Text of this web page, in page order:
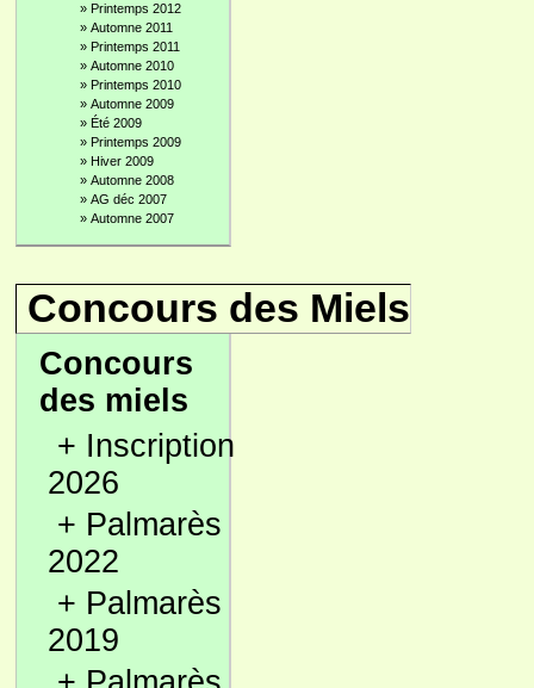
» Printemps 2012
» Automne 2011
» Printemps 2011
» Automne 2010
» Printemps 2010
» Automne 2009
» Été 2009
» Printemps 2009
» Hiver 2009
» Automne 2008
» AG déc 2007
» Automne 2007
Concours des Miels
Concours
des miels
+ Inscription
2026
+ Palmarès
2022
+ Palmarès
2019